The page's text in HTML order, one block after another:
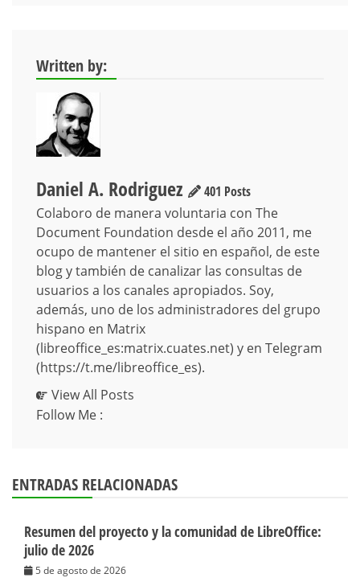
Written by:
Daniel A. Rodriguez
401 Posts
Colaboro de manera voluntaria con The
Document Foundation desde el año 2011, me
ocupo de mantener el sitio en español, de este
blog y también de canalizar las consultas de
usuarios a los canales apropiados. Soy,
además, uno de los administradores del grupo
hispano en Matrix
(libreoffice_es:matrix.cuates.net) y en Telegram
(https://t.me/libreoffice_es).
View All Posts
Follow Me :
ENTRADAS RELACIONADAS
Resumen del proyecto y la comunidad de LibreOffice:
julio de 2026
5 de agosto de 2026